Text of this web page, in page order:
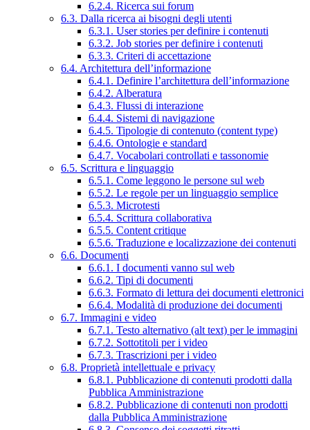
6.2.4. Ricerca sui forum
6.3. Dalla ricerca ai bisogni degli utenti
6.3.1. User stories per definire i contenuti
6.3.2. Job stories per definire i contenuti
6.3.3. Criteri di accettazione
6.4. Architettura dell’informazione
6.4.1. Definire l’architettura dell’informazione
6.4.2. Alberatura
6.4.3. Flussi di interazione
6.4.4. Sistemi di navigazione
6.4.5. Tipologie di contenuto (content type)
6.4.6. Ontologie e standard
6.4.7. Vocabolari controllati e tassonomie
6.5. Scrittura e linguaggio
6.5.1. Come leggono le persone sul web
6.5.2. Le regole per un linguaggio semplice
6.5.3. Microtesti
6.5.4. Scrittura collaborativa
6.5.5. Content critique
6.5.6. Traduzione e localizzazione dei contenuti
6.6. Documenti
6.6.1. I documenti vanno sul web
6.6.2. Tipi di documenti
6.6.3. Formato di lettura dei documenti elettronici
6.6.4. Modalità di produzione dei documenti
6.7. Immagini e video
6.7.1. Testo alternativo (alt text) per le immagini
6.7.2. Sottotitoli per i video
6.7.3. Trascrizioni per i video
6.8. Proprietà intellettuale e privacy
6.8.1. Pubblicazione di contenuti prodotti dalla
Pubblica Amministrazione
6.8.2. Pubblicazione di contenuti non prodotti
dalla Pubblica Amministrazione